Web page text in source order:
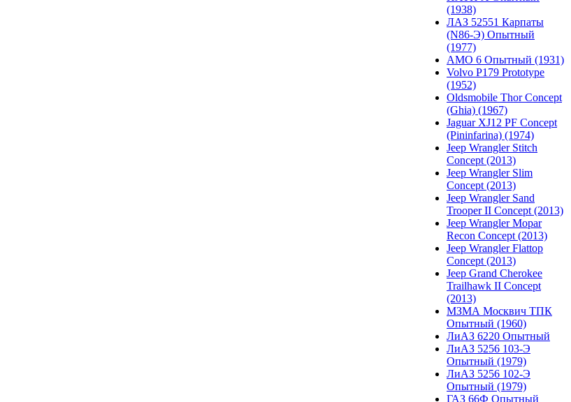
(1938)
ЛАЗ 52551 Карпаты
(N86-Э) Опытный
(1977)
АМО 6 Опытный (1931)
Volvo P179 Prototype
(1952)
Oldsmobile Thor Concept
(Ghia) (1967)
Jaguar XJ12 PF Concept
(Pininfarina) (1974)
Jeep Wrangler Stitch
Concept (2013)
Jeep Wrangler Slim
Concept (2013)
Jeep Wrangler Sand
Trooper II Concept (2013)
Jeep Wrangler Mopar
Recon Concept (2013)
Jeep Wrangler Flattop
Concept (2013)
Jeep Grand Cherokee
Trailhawk II Concept
(2013)
МЗМА Москвич ТПК
Опытный (1960)
ЛиАЗ 6220 Опытный
ЛиАЗ 5256 103-Э
Опытный (1979)
ЛиАЗ 5256 102-Э
Опытный (1979)
ГАЗ 66Ф Опытный